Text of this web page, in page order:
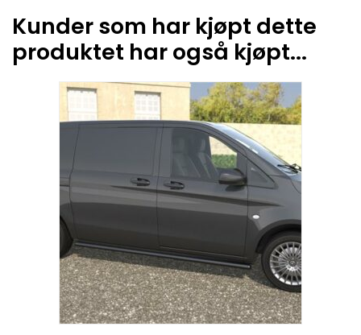
Kunder som har kjøpt dette
produktet har også kjøpt...